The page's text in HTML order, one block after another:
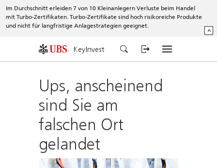
Im Durchschnitt erleiden 7 von 10 Kleinanlegern Verluste beim Handel
mit Turbo-Zertifikaten. Turbo-Zertifikate sind hoch risikoreiche Produkte
und nicht für langfristige Anlagestrategien geeignet.
^
KeyInvest
Ups, anscheinend
sind Sie am
falschen Ort
gelandet